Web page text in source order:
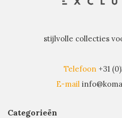
stijlvolle collecties
Telefoon +31
E-mail
Categorieën